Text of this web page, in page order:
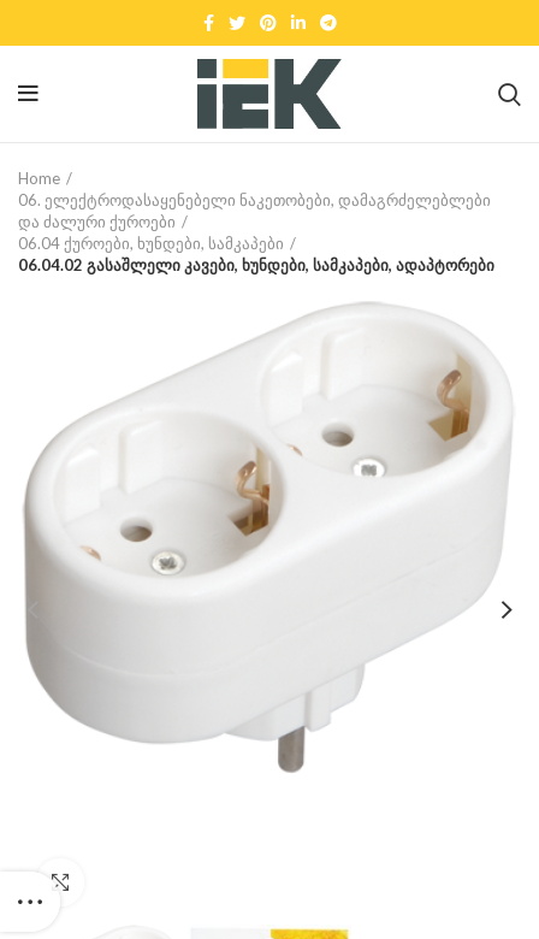
Home
06. ელექტროდასაყენებელი ნაკეთობები, დამაგრძელებლები
და ძალური ქუროები
06.04 ქუროები, ხუნდები, სამკაპები
06.04.02 გასაშლელი კავები, ხუნდები, სამკაპები, ადაპტორები